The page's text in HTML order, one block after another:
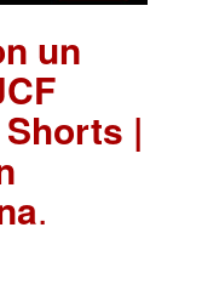
un
|
.